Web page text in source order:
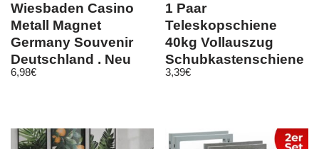
Wiesbaden Casino
Metall Magnet
Germany Souvenir
Deutschland , Neu
6,98€
1 Paar
Teleskopschiene
40kg Vollauszug
Schubkastenschiene
3,39€